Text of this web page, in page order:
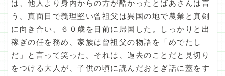
は、他人より身内からの方が酷かったとばあさんは言
う。真面目で義理堅い曾祖父は異国の地で農業と真剣
に向き合い、６０歳を目前に帰国した。しっかりと出
稼ぎの任を務め、家族は曾祖父の物語を「めでたし
だ」と言って笑った。それは、過去のことだと見切り
をつける大人が、子供の頃に読んだおとぎ話に蓋をす